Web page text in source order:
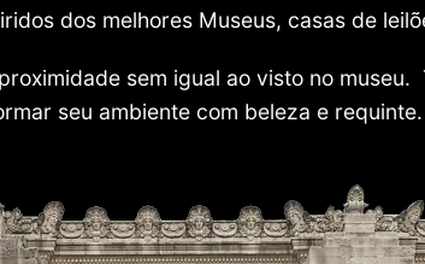
dos melhores Museus, casas de
sem igual ao visto no
seu ambiente com beleza e requinte.